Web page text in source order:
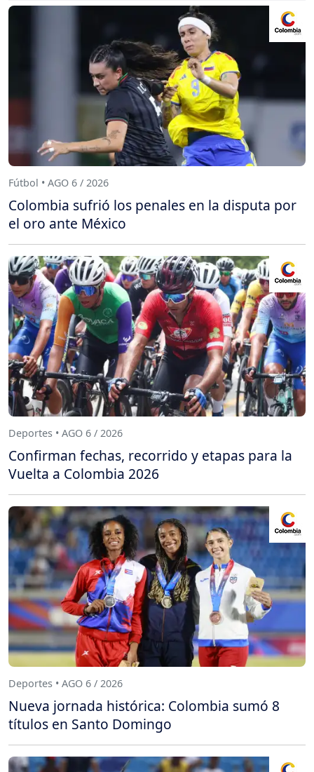
Fútbol • AGO 6 / 2026
Colombia sufrió los penales en la disputa por
el oro ante México
Deportes • AGO 6 / 2026
Confirman fechas, recorrido y etapas para la
Vuelta a Colombia 2026
Deportes • AGO 6 / 2026
Nueva jornada histórica: Colombia sumó 8
títulos en Santo Domingo